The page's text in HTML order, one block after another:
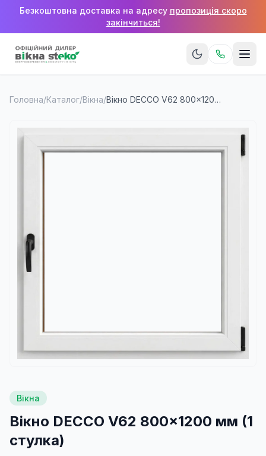
Безкоштовна доставка на адресу пропозиція скоро
закінчиться!
Головна/Каталог/Вікна/ Вікно DECCO V62 800×1200 мм (1 стулка)
Вікна
Вікно DECCO V62 800×1200 мм (1
стулка)